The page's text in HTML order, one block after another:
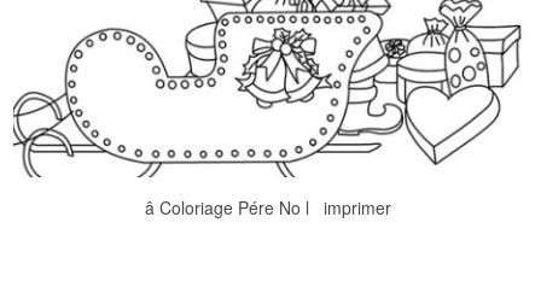
â Coloriage Pére No l imprimer